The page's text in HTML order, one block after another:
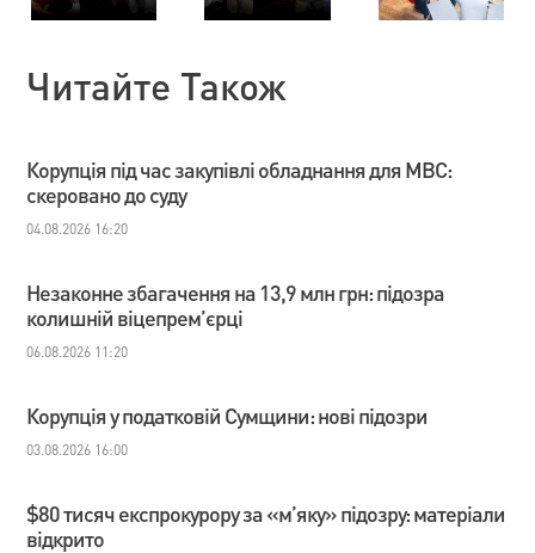
Читайте Також
Корупція під час закупівлі обладнання для МВС:
скеровано до суду
04.08.2026 16:20
Незаконне збагачення на 13,9 млн грн: підозра
колишній віцепрем’єрці
06.08.2026 11:20
Корупція у податковій Сумщини: нові підозри
03.08.2026 16:00
$80 тисяч експрокурору за «м’яку» підозру: матеріали
відкрито